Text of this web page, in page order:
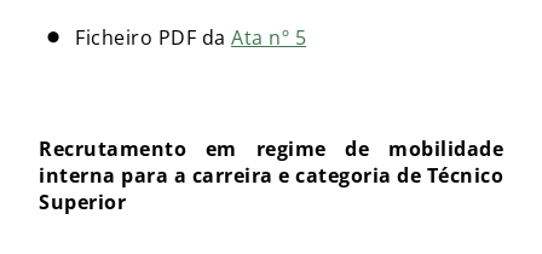
Ficheiro PDF da Ata nº 5
Recrutamento em regime de mobilidade
interna para a carreira e categoria de Técnico
Superior